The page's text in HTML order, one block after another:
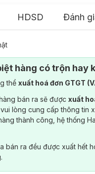
HDSD Đánh
hàng có trộn hay
thể xuất hoá đơn GTGT
bán ra sẽ được xuất
lòng cung cấp thông tin
thành công, hệ thống
bán ra đều được xuất hết